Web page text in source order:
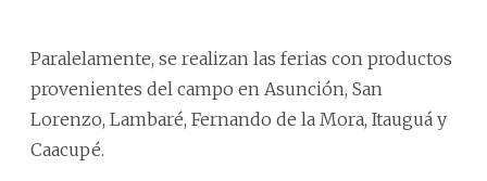
Paralelamente, se realizan las ferias con productos
provenientes del campo en Asunción, San
Lorenzo, Lambaré, Fernando de la Mora, Itauguá y
Caacupé.